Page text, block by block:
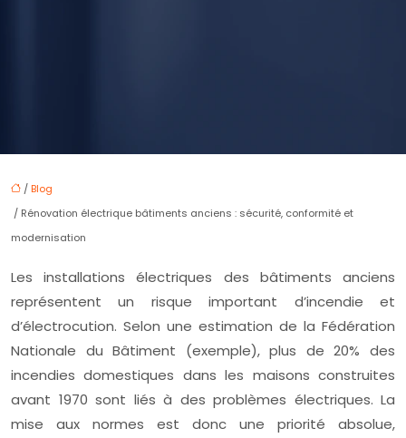
/ Blog
/ Rénovation électrique bâtiments anciens : sécurité, conformité et
modernisation
Les installations électriques des bâtiments anciens
représentent un risque important d’incendie et
d’électrocution. Selon une estimation de la Fédération
Nationale du Bâtiment (exemple), plus de 20% des
incendies domestiques dans les maisons construites
avant 1970 sont liés à des problèmes électriques. La
mise aux normes est donc une priorité absolue,